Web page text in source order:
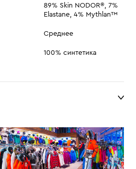
89% Skin NODOR®, 7%
Elastane, 4% Mythlan™
Среднее
100% синтетика